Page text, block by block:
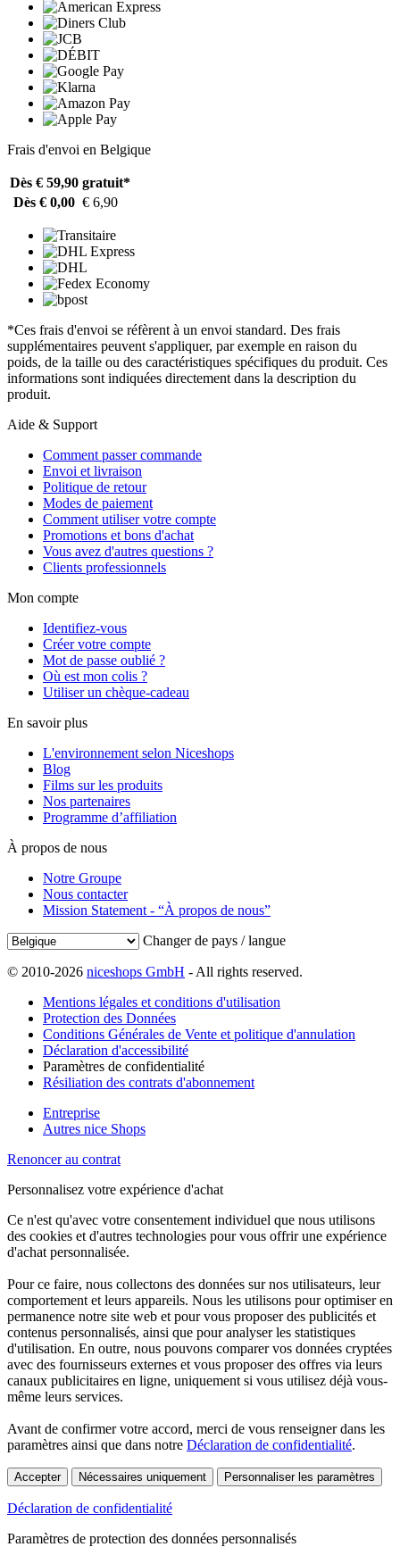
Frais d'envoi en Belgique
Dès € 59,90 gratuit*
Dès € 0,00 € 6,90
*Ces frais d'envoi se réfèrent à un envoi standard. Des frais
supplémentaires peuvent s'appliquer, par exemple en raison du
poids, de la taille ou des caractéristiques spécifiques du produit. Ces
informations sont indiquées directement dans la description du
produit.
Aide & Support
Comment passer commande
Envoi et livraison
Politique de retour
Modes de paiement
Comment utiliser votre compte
Promotions et bons d'achat
Vous avez d'autres questions ?
Clients professionnels
Mon compte
Identifiez-vous
Créer votre compte
Mot de passe oublié ?
Où est mon colis ?
Utiliser un chèque-cadeau
En savoir plus
L'environnement selon Niceshops
Blog
Films sur les produits
Nos partenaires
Programme d’affiliation
À propos de nous
Notre Groupe
Nous contacter
Mission Statement - “À propos de nous”
Changer de pays / langue
© 2010-2026 niceshops GmbH - All rights reserved.
Mentions légales et conditions d'utilisation
Protection des Données
Conditions Générales de Vente et politique d'annulation
Déclaration d'accessibilité
Paramètres de confidentialité
Résiliation des contrats d'abonnement
Entreprise
Autres nice Shops
Renoncer au contrat
Personnalisez votre expérience d'achat
Ce n'est qu'avec votre consentement individuel que nous utilisons
des cookies et d'autres technologies pour vous offrir une expérience
d'achat personnalisée.
Pour ce faire, nous collectons des données sur nos utilisateurs, leur
comportement et leurs appareils. Nous les utilisons pour optimiser en
permanence notre site web et pour vous proposer des publicités et
contenus personnalisés, ainsi que pour analyser les statistiques
d'utilisation. En outre, nous pouvons comparer vos données cryptées
avec des fournisseurs externes et vous proposer des offres via leurs
canaux publicitaires en ligne, uniquement si vous utilisez déjà vous-
même leurs services.
Avant de confirmer votre accord, merci de vous renseigner dans les
paramètres ainsi que dans notre Déclaration de confidentialité.
Accepter Nécessaires uniquement Personnaliser les paramètres
Déclaration de confidentialité
Paramètres de protection des données personnalisés